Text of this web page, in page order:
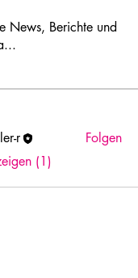
News, Berichte und
...
r
Folgen
(1)